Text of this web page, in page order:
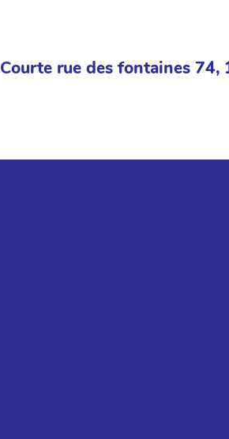
Courte rue des fontaines